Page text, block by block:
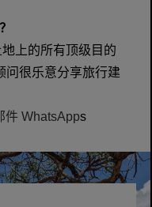
上的所有顶级目的
问很乐意分享旅行建
件 WhatsApps